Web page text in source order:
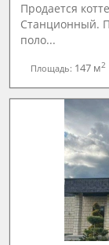
Продается
Станционный.
поло...
Площадь: 147 м2